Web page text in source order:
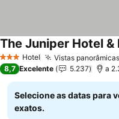
3 EstrelasHotel Vistas
The Juniper Hotel &
8,7 Excelente 5.237 a
Selecione as datas para
exatos.